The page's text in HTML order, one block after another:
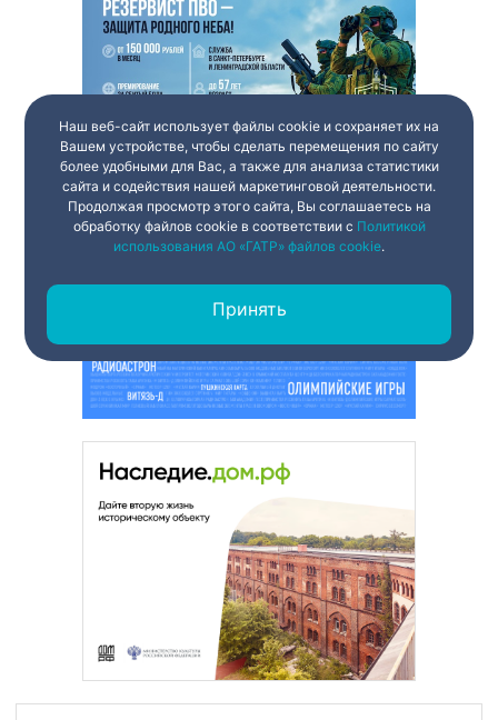
Наш веб-сайт использует файлы cookie и сохраняет их на
Вашем устройстве, чтобы сделать перемещения по сайту
более удобными для Вас, а также для анализа статистики
сайта и содействия нашей маркетинговой деятельности.
Продолжая просмотр этого сайта, Вы соглашаетесь на
обработку файлов cookie в соответствии с Политикой
использования АО «ГАТР» файлов cookie.
Принять